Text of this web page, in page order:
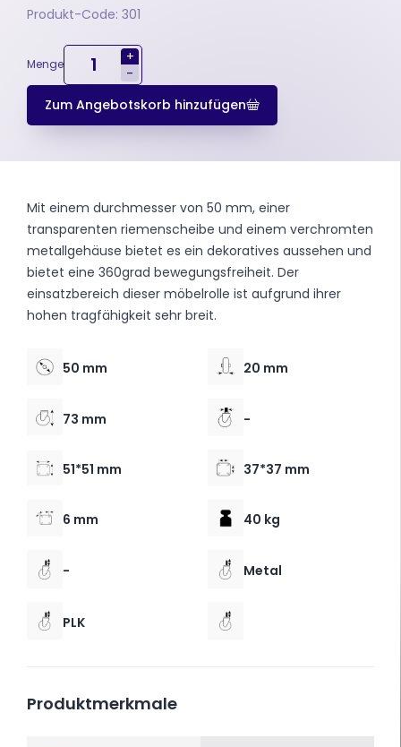
Produkt-Code: 301
Menge
+
-
Zum Angebotskorb hinzufügen
Mit einem durchmesser von 50 mm, einer
transparenten riemenscheibe und einem verchromten
metallgehäuse bietet es ein dekoratives aussehen und
bietet eine 360grad bewegungsfreiheit. Der
einsatzbereich dieser möbelrolle ist aufgrund ihrer
hohen tragfähigkeit sehr breit.
50 mm 20 mm
73 mm -
51*51 mm 37*37 mm
6 mm 40 kg
- Metal
PLK
Produktmerkmale